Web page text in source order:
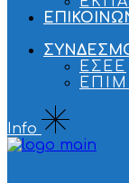
ΕΣΕΕ
Info